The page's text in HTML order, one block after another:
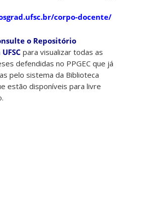
corpo-docente/
o Repositório
para visualizar todas as
defendidas no PPGEC que já
pelo sistema da Biblioteca
estão disponíveis para livre